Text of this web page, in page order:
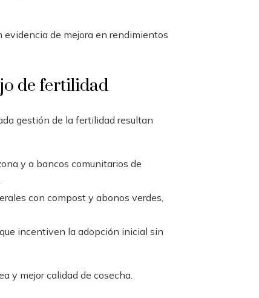
de mejora en rendimientos
de fertilidad
gestión de la fertilidad resultan
y a bancos comunitarios de
con compost y abonos verdes,
incentiven la adopción inicial sin
y mejor calidad de cosecha.